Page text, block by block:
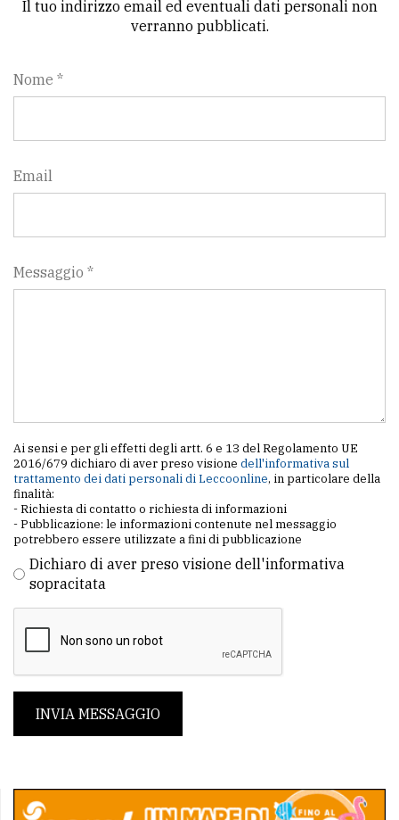
Il tuo indirizzo email ed eventuali dati personali non
verranno pubblicati.
Nome *
Email
Messaggio *
Ai sensi e per gli effetti degli artt. 6 e 13 del Regolamento UE
2016/679 dichiaro di aver preso visione dell'informativa sul
trattamento dei dati personali di Leccoonline, in particolare della
finalità:
- Richiesta di contatto o richiesta di informazioni
- Pubblicazione: le informazioni contenute nel messaggio
potrebbero essere utilizzate a fini di pubblicazione
Dichiaro di aver preso visione dell'informativa
sopracitata
INVIA MESSAGGIO